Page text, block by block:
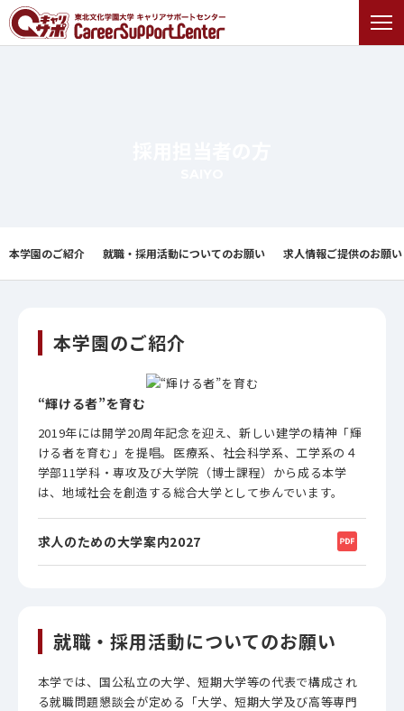
本学園のご紹介 就職・採用活動についてのお願い 求人情報ご提供のお願い
本学園のご紹介
“輝ける者”を育む
2019年には開学20周年記念を迎え、新しい建学の精神「輝
ける者を育む」を提唱。医療系、社会科学系、工学系の４
学部11学科・専攻及び大学院（博士課程）から成る本学
は、地域社会を創造する総合大学として歩んでいます。
求人のための大学案内2027
就職・採用活動についてのお願い
本学では、国公私立の大学、短期大学等の代表で構成され
る就職問題懇談会が定める「大学、短期大学及び高等専門